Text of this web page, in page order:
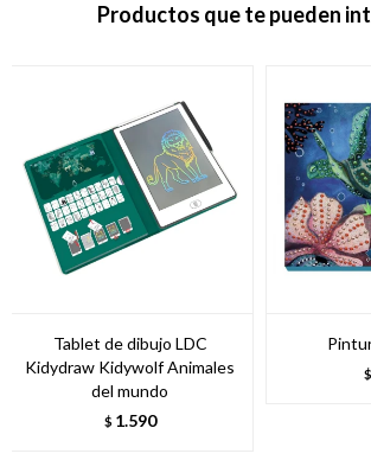
Productos que te pueden
Tablet de dibujo LDC
Kidydraw Kidywolf Animales
del mundo
$ 1.590
$